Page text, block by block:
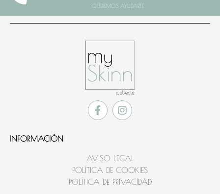
QUEREMOS AYUDARTE
INFORMACIÓN
AVISO LEGAL
POLÍTICA DE COOKIES
POLÍTICA DE PRIVACIDAD